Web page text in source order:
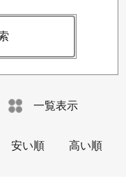
一覧表示
安い順 高い順